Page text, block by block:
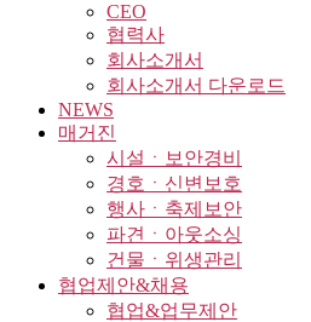
CEO
협력사
회사소개서
회사소개서 다운로드
NEWS
매거진
시설ㆍ보안경비
경호ㆍ신변보호
행사ㆍ축제보안
파견ㆍ아웃소싱
건물ㆍ위생관리
협업제안&채용
협업&업무제안